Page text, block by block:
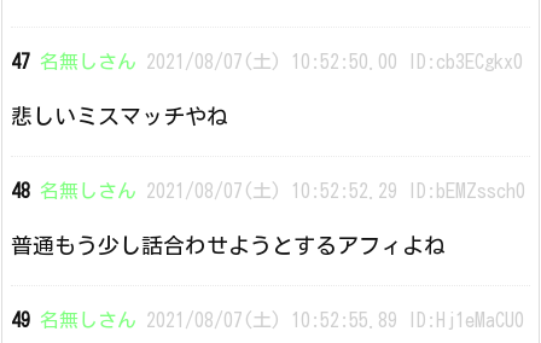
47 名無しさん 2021/08/07(土) 10:52:50.00 ID:cb3ECgkx0
悲しいミスマッチやね
48 名無しさん 2021/08/07(土) 10:52:52.29 ID:bEMZssch0
普通もう少し話合わせようとするアフィよね
49 名無しさん 2021/08/07(土) 10:52:55.89 ID:Hj1eMaCU0